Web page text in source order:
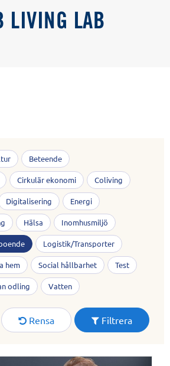
LIVING LAB
Beteende
Cirkulär ekonomi Coliving
Digitalisering Energi
Hälsa Inomhusmiljö
Logistik/Transporter
hem Social hållbarhet Test
odling Vatten
Filtrera
Rensa